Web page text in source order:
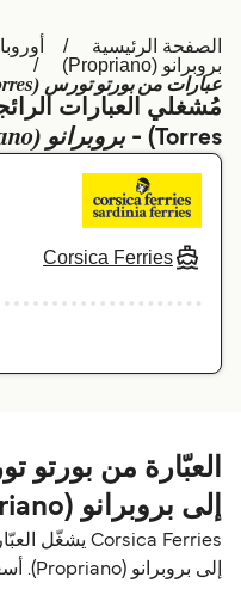
Belgique (FR)
Deutschland
Norge
Indonesia
الصفحة الرئيسية أوروبا
بروبرانو (Propriano)
عبارات من بورتو تورس (Porto Torres) الي بروبرانو (Propriano)
Torres) -
بروبرانو (Propriano)
Corsica Ferries
إلى بروبرانو (Propriano)